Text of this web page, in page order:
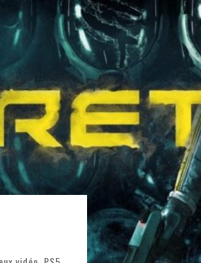
ASSASSIN'S CREED BLACK FLAG RESYNCED
« LE VENT DAND LES SAULES » - UNE BELLE
« DAMN THEM ALL » - UN DUO DE CHOC !
YOSHI AND THE MYSTERIOUS BOOK
« WOLF-MAN / INTEGRALE TOMES 1 ET 2 » -